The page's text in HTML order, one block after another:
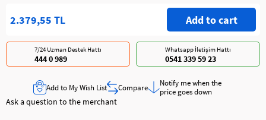
2.379,55 TL
Whatsapp İletişim Hattı
0541 339 59 23
7/24 Uzman Destek Hattı
444 0 989
Add to My Wish List Compare
Notify me when the
price goes down
Ask a question to the merchant